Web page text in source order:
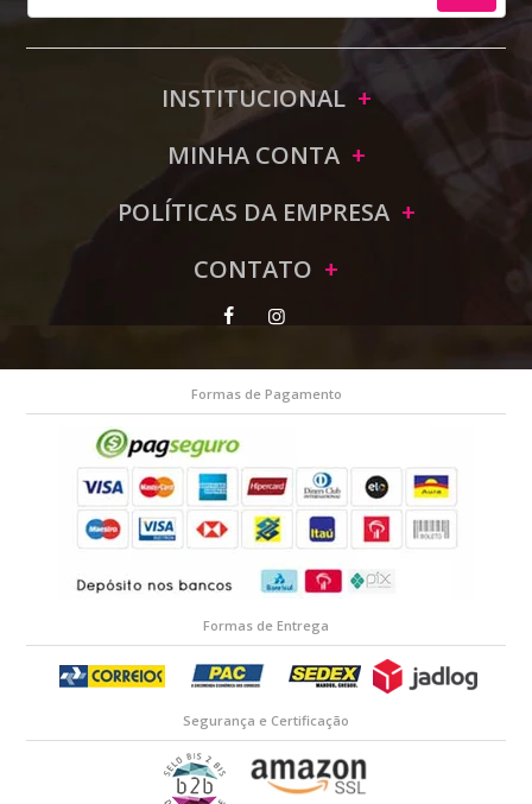
INSTITUCIONAL
MINHA CONTA
POLÍTICAS DA EMPRESA
CONTATO
Formas de Pagamento
Formas de Entrega
Segurança e Certificação